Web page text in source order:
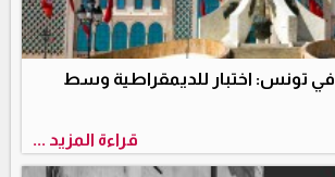
انتخابات 2024 في تونس: اختبار للديمقراطية وسط
قراءة المزيد ...